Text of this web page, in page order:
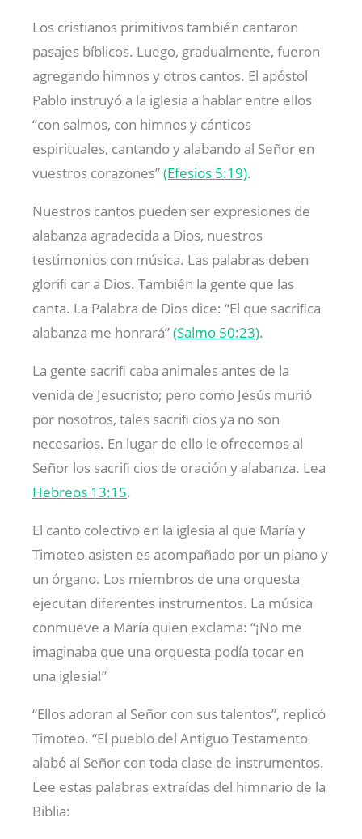
Los cristianos primitivos también cantaron
pasajes bíblicos. Luego, gradualmente, fueron
agregando himnos y otros cantos. El apóstol
Pablo instruyó a la iglesia a hablar entre ellos
“con salmos, con himnos y cánticos
espirituales, cantando y alabando al Señor en
vuestros corazones”(Efesios 5:19).
Nuestros cantos pueden ser expresiones de
alabanza agradecida a Dios, nuestros
testimonios con música. Las palabras deben
gloriﬁ car a Dios. También la gente que las
canta. La Palabra de Dios dice: “El que sacriﬁca
alabanza me honrará”(Salmo 50:23).
La gente sacriﬁ caba animales antes de la
venida de Jesucristo; pero como Jesús murió
por nosotros, tales sacriﬁ cios ya no son
necesarios. En lugar de ello le ofrecemos al
Señor los sacriﬁ cios de oración y alabanza. Lea
Hebreos 13:15.
El canto colectivo en la iglesia al que María y
Timoteo asisten es acompañado por un piano y
un órgano. Los miembros de una orquesta
ejecutan diferentes instrumentos. La música
conmueve a María quien exclama: “¡No me
imaginaba que una orquesta podía tocar en
una iglesia!”
“Ellos adoran al Señor con sus talentos”, replicó
Timoteo. “El pueblo del Antiguo Testamento
alabó al Señor con toda clase de instrumentos.
Lee estas palabras extraídas del himnario de la
Biblia: